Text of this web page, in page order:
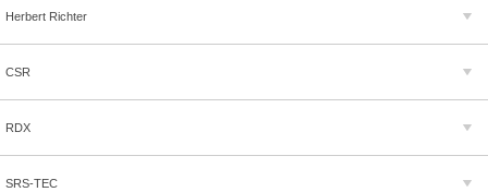
Herbert Richter
CSR
RDX
SRS-TEC